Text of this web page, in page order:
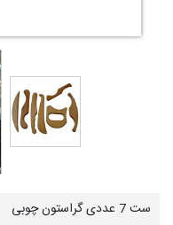
ست 7 عددی گراستون چوبی